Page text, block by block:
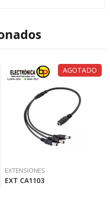
AGOTADO
EXTENSIONES
EXT CA1103